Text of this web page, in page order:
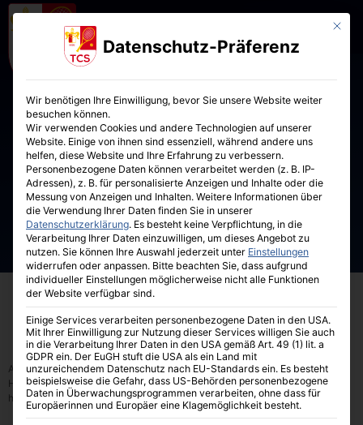
Ab Montag, 21. Oktober 2019 beginnt der Hallenbetrieb in unserer neuen
Halle. Wir freuen uns, unseren Mitgliedern, Abonnenten und Gästen eine
hochmoderne und attraktive Tennishalle zur Verfügung stellen zu können.
Mit
Datenschutz-Präferenz
Wir benötigen Ihre Einwilligung, bevor Sie unsere Website weiter
besuchen können.
Wir verwenden Cookies und andere Technologien auf unserer
Website. Einige von ihnen sind essenziell, während andere uns
helfen, diese Website und Ihre Erfahrung zu verbessern.
Personenbezogene Daten können verarbeitet werden (z. B. IP-
Adressen), z. B. für personalisierte Anzeigen und Inhalte oder die
Messung von Anzeigen und Inhalten. Weitere Informationen über
die Verwendung Ihrer Daten finden Sie in unserer
Datenschutzerklärung. Es besteht keine Verpflichtung, in die
Verarbeitung Ihrer Daten einzuwilligen, um dieses Angebot zu
nutzen. Sie können Ihre Auswahl jederzeit unter Einstellungen
widerrufen oder anpassen. Bitte beachten Sie, dass aufgrund
individueller Einstellungen möglicherweise nicht alle Funktionen
der Website verfügbar sind.
Einige Services verarbeiten personenbezogene Daten in den USA.
Mit Ihrer Einwilligung zur Nutzung dieser Services willigen Sie auch
in die Verarbeitung Ihrer Daten in den USA gemäß Art. 49 (1) lit. a
GDPR ein. Der EuGH stuft die USA als ein Land mit
unzureichendem Datenschutz nach EU-Standards ein. Es besteht
beispielsweise die Gefahr, dass US-Behörden personenbezogene
Daten in Überwachungsprogrammen verarbeiten, ohne dass für
Europäerinnen und Europäer eine Klagemöglichkeit besteht.